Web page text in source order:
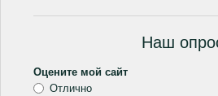
Наш
Оцените мой сайт
Отлично